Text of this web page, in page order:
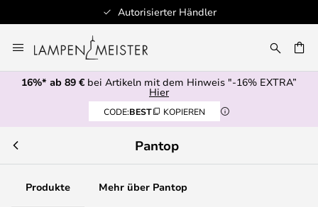
Autorisierter Händler
Inhalt
springen
16%* ab 89 € bei Artikeln mit dem Hinweis "-16% EXTRA”
Hier
CODE:BEST KOPIEREN
Pantop
Produkte Mehr über Pantop